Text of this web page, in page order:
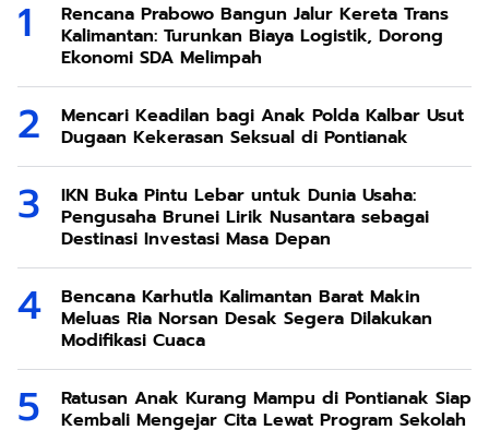
Rencana Prabowo Bangun Jalur Kereta Trans
Kalimantan: Turunkan Biaya Logistik, Dorong
Ekonomi SDA Melimpah
Mencari Keadilan bagi Anak Polda Kalbar Usut
Dugaan Kekerasan Seksual di Pontianak
IKN Buka Pintu Lebar untuk Dunia Usaha:
Pengusaha Brunei Lirik Nusantara sebagai
Destinasi Investasi Masa Depan
Bencana Karhutla Kalimantan Barat Makin
Meluas Ria Norsan Desak Segera Dilakukan
Modifikasi Cuaca
Ratusan Anak Kurang Mampu di Pontianak Siap
Kembali Mengejar Cita Lewat Program Sekolah